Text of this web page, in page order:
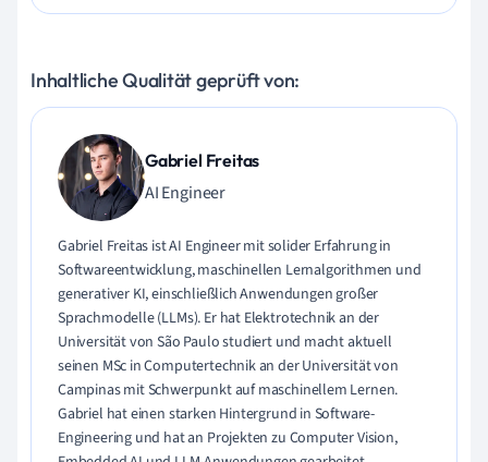
Inhaltliche Qualität geprüft von:
Gabriel Freitas
AI Engineer
Gabriel Freitas ist AI Engineer mit solider Erfahrung in
Softwareentwicklung, maschinellen Lernalgorithmen und
generativer KI, einschließlich Anwendungen großer
Sprachmodelle (LLMs). Er hat Elektrotechnik an der
Universität von São Paulo studiert und macht aktuell
seinen MSc in Computertechnik an der Universität von
Campinas mit Schwerpunkt auf maschinellem Lernen.
Gabriel hat einen starken Hintergrund in Software-
Engineering und hat an Projekten zu Computer Vision,